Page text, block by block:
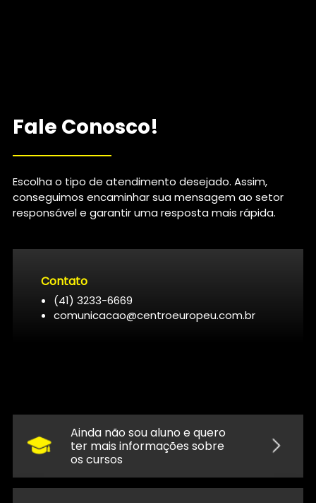
Fale Conosco!
Escolha o tipo de atendimento desejado. Assim,
conseguimos encaminhar sua mensagem ao setor
responsável e garantir uma resposta mais rápida.
Contato
(41) 3233-6669
comunicacao@centroeuropeu.com.br
Ainda não sou aluno e quero
ter mais informações sobre
os cursos